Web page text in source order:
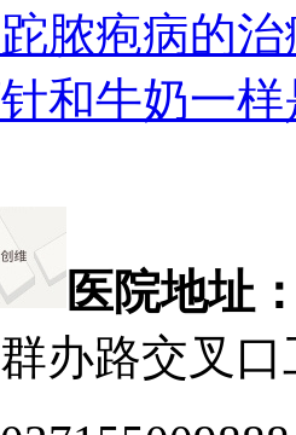
脓疱病的治
和牛奶一样
医院地址
群办路交叉